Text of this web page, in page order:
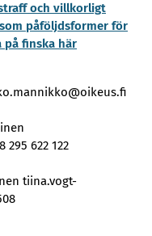
och villkorligt
påföljdsformer för
på finska här
622 122
tiina.vogt-